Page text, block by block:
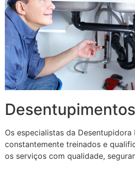
Os especialistas da Desentupidora
constantemente treinados e
os serviços com qualidade,